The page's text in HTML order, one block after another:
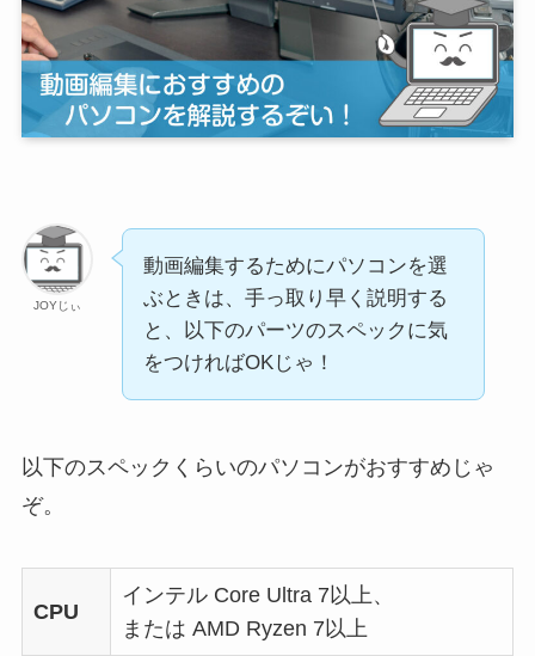
JOYじぃ
動画編集するためにパソコンを選
ぶときは、手っ取り早く説明する
と、以下のパーツのスペックに気
をつければOKじゃ！
以下のスペックくらいのパソコンがおすすめじゃ
ぞ。
CPU
インテル Core Ultra 7以上、
または AMD Ryzen 7以上